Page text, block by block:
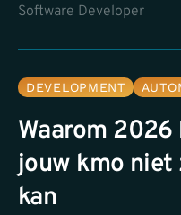
Software Developer
DEVELOPMENT
Waarom
jouw kmo niet
kan